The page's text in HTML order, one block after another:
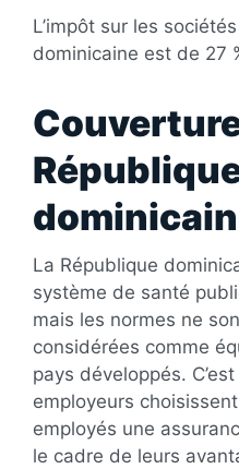
L’impôt sur les
dominicaine est de 27
La République
système de santé
mais les normes ne
considérées comme
pays développés.
employeurs
employés une
le cadre de leurs